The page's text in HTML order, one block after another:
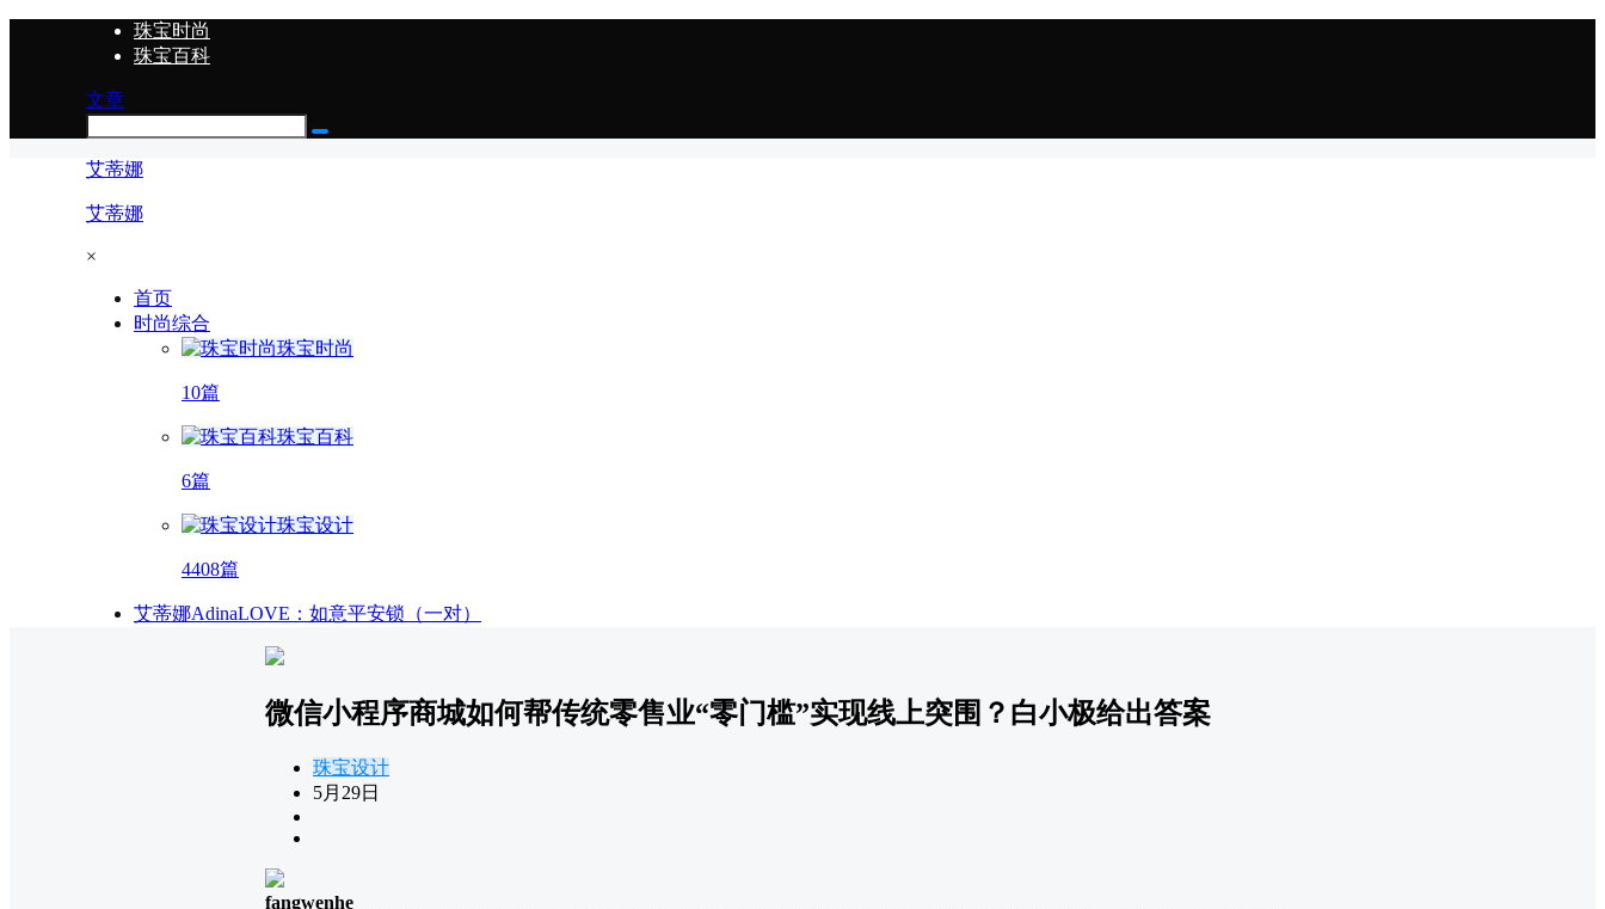
珠宝时尚
珠宝百科
文章
艾蒂娜
艾蒂娜
×
首页
时尚综合
珠宝时尚
10篇
珠宝百科
6篇
珠宝设计
4408篇
艾蒂娜AdinaLOVE：如意平安锁（一对）
微信小程序商城如何帮传统零售业“零门槛”实现线上突围？白小极给出答案
珠宝设计
5月29日
fangwenhe